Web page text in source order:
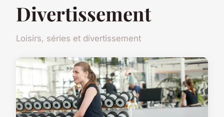
Divertissement
Loisirs, séries et divertissement